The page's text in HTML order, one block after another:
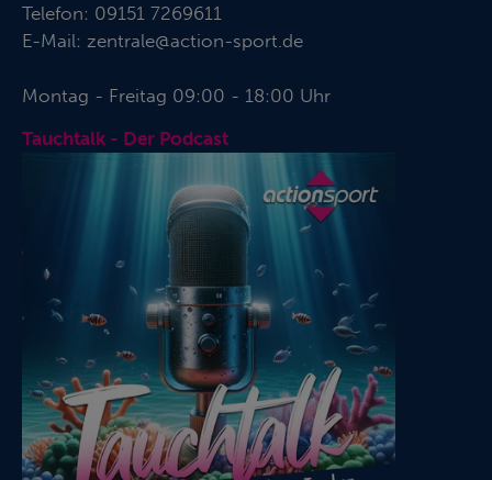
Telefon: 09151 7269611
E-Mail: zentrale@action-sport.de
Montag - Freitag 09:00 - 18:00 Uhr
Tauchtalk - Der Podcast